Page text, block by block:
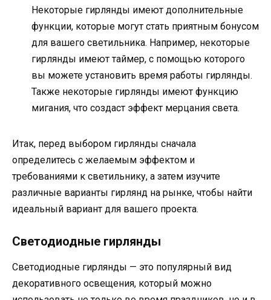
Некоторые гирлянды имеют дополнительные
функции, которые могут стать приятным бонусом
для вашего светильника. Например, некоторые
гирлянды имеют таймер, с помощью которого
вы можете установить время работы гирлянды.
Также некоторые гирлянды имеют функцию
мигания, что создаст эффект мерцания света.
Итак, перед выбором гирлянды сначала
определитесь с желаемым эффектом и
требованиями к светильнику, а затем изучите
различные варианты гирлянд на рынке, чтобы найти
идеальный вариант для вашего проекта.
Светодиодные гирлянды
Светодиодные гирлянды — это популярный вид
декоративного освещения, который можно